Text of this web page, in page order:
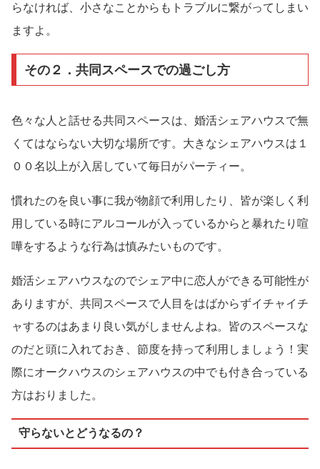
らなければ、小さなことからもトラブルに繋がってしまい
ますよ。
その２．共同スペースでの過ごし方
色々な人と話せる共同スペースは、婚活シェアハウスで無
くてはならない大切な場所です。大きなシェアハウスは１
００名以上が入居していて毎日がパーティー。
慣れたのを良い事に我が物顔で利用したり、皆が楽しく利
用している時にアルコールが入っているからと暴れたり喧
嘩をするような行為は慎みたいものです。
婚活シェアハウスなのでシェア中に恋人ができる可能性が
ありますが、共同スペースで人目をはばからずイチャイチ
ャするのはあまり良い気がしませんよね。皆のスペースな
のだと頭に入れておき、節度を持って利用しましょう！実
際にオークハウスのシェアハウスの中でも付き合っている
方はおりました。
守らないとどうなるの？